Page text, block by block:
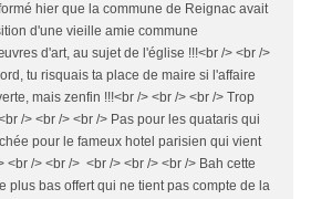
hier que la commune de Reignac avait
d'une vieille amie commune
d'art, au sujet de l'église !!!<br /> <br />
tu risquais ta place de maire si l'affaire
mais zenfin !!!<br /> <br /> <br /> Trop
/> <br /> <br /> Pas pour les quataris qui
pour le fameux hotel parisien qui vient
<br /> <br /> <br /> <br /> <br /> Bah cette
plus bas offert qui ne tient pas compte de la